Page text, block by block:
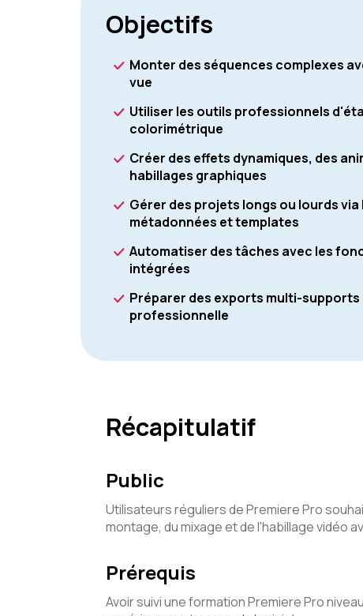
Objectifs
Monter des séquences complexes
vue
Utiliser les outils professionnels
colorimétrique
Créer des effets dynamiques, des
habillages graphiques
Gérer des projets longs ou lourds
métadonnées et templates
Automatiser des tâches avec les
intégrées
Préparer des exports multi-supports
professionnelle
Récapitulatif
Public
Utilisateurs réguliers de Premiere Pro
montage, du mixage et de l'habillage vidéo
Prérequis
Avoir suivi une formation Premiere Pro